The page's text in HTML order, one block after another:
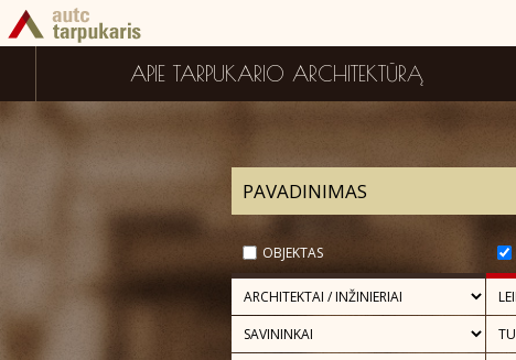
APIE TARPUKARIO ARCHITEKTŪRĄ
OBJEKTAS